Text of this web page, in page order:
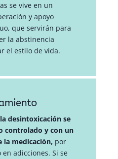
se vive en un
y apoyo
que servirán para
la abstinencia
el estilo de vida.
la desintoxicación se
controlado y con un
medicación, por
adicciones. Si se